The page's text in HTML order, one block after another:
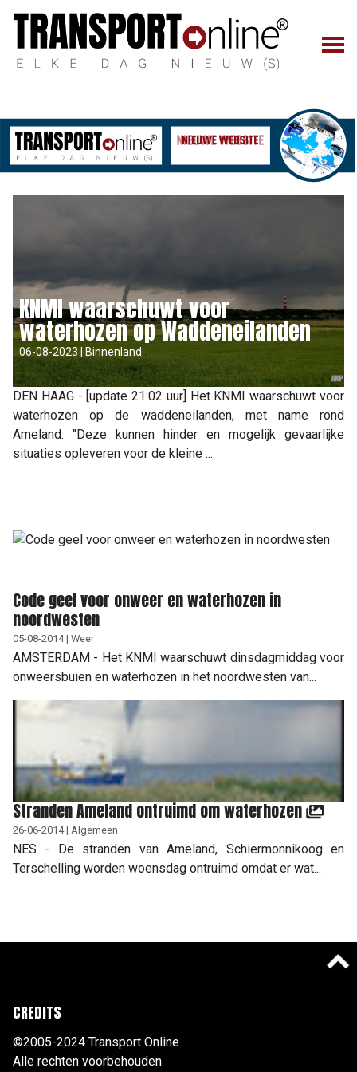
KNMI waarschuwt voor
waterhozen op Waddeneilanden
06-08-2023 | Binnenland
DEN HAAG - [update 21:02 uur] Het KNMI waarschuwt voor
waterhozen op de waddeneilanden, met name rond
Ameland. "Deze kunnen hinder en mogelijk gevaarlijke
situaties opleveren voor de kleine ...
Code geel voor onweer en waterhozen in
noordwesten
05-08-2014 | Weer
AMSTERDAM - Het KNMI waarschuwt dinsdagmiddag voor
onweersbuien en waterhozen in het noordwesten van...
Stranden Ameland ontruimd om waterhozen
26-06-2014 | Algemeen
NES - De stranden van Ameland, Schiermonnikoog en
Terschelling worden woensdag ontruimd omdat er wat...
CREDITS
©2005-2024 Transport Online
Alle rechten voorbehouden